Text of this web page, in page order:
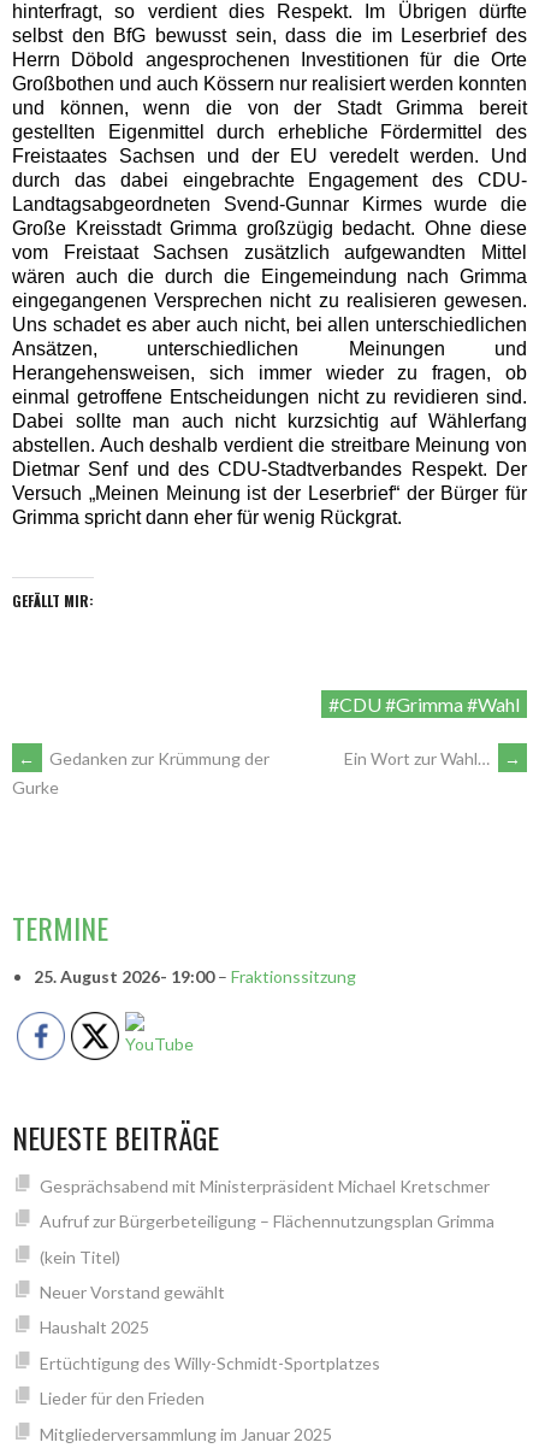
hinterfragt, so verdient dies Respekt. Im Übrigen dürfte
selbst den BfG bewusst sein, dass die im Leserbrief des
Herrn Döbold angesprochenen Investitionen für die Orte
Großbothen und auch Kössern nur realisiert werden konnten
und können, wenn die von der Stadt Grimma bereit
gestellten Eigenmittel durch erhebliche Fördermittel des
Freistaates Sachsen und der EU veredelt werden. Und
durch das dabei eingebrachte Engagement des CDU-
Landtagsabgeordneten Svend-Gunnar Kirmes wurde die
Große Kreisstadt Grimma großzügig bedacht. Ohne diese
vom Freistaat Sachsen zusätzlich aufgewandten Mittel
wären auch die durch die Eingemeindung nach Grimma
eingegangenen Versprechen nicht zu realisieren gewesen.
Uns schadet es aber auch nicht, bei allen unterschiedlichen
Ansätzen, unterschiedlichen Meinungen und
Herangehensweisen, sich immer wieder zu fragen, ob
einmal getroffene Entscheidungen nicht zu revidieren sind.
Dabei sollte man auch nicht kurzsichtig auf Wählerfang
abstellen. Auch deshalb verdient die streitbare Meinung von
Dietmar Senf und des CDU-Stadtverbandes Respekt. Der
Versuch „Meinen Meinung ist der Leserbrief“ der Bürger für
Grimma spricht dann eher für wenig Rückgrat.
GEFÄLLT MIR:
#CDU #Grimma #Wahl
ARTIKEL-
←
Gedanken zur Krümmung der
Gurke
Ein Wort zur Wahl… →
TERMINE
25. August 2026- 19:00– Fraktionssitzung
NEUESTE BEITRÄGE
Gesprächsabend mit Ministerpräsident Michael Kretschmer
Aufruf zur Bürgerbeteiligung – Flächennutzungsplan Grimma
(kein Titel)
Neuer Vorstand gewählt
Haushalt 2025
Ertüchtigung des Willy-Schmidt-Sportplatzes
Lieder für den Frieden
Mitgliederversammlung im Januar 2025